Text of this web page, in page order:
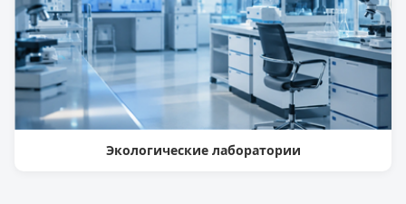
Экологические лаборатории